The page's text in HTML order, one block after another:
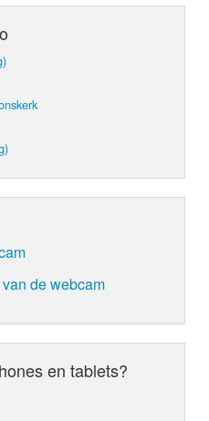
de webcam
en tablets?